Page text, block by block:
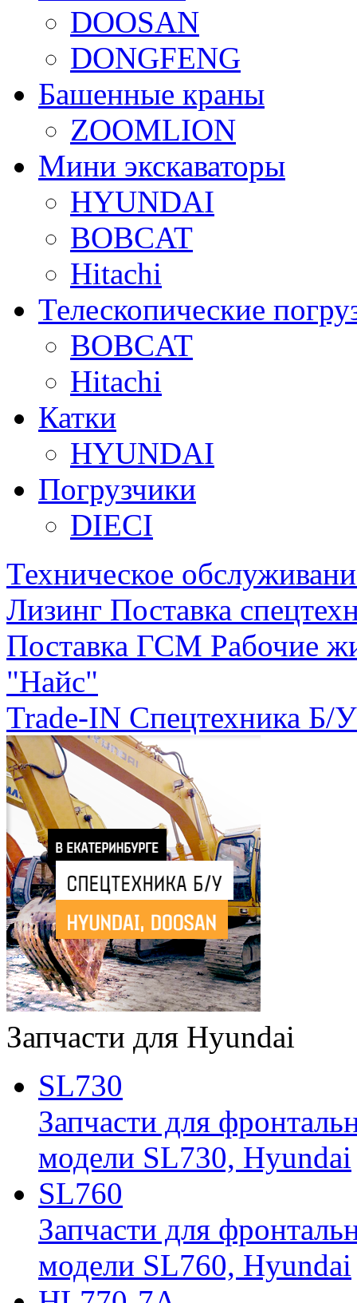
DOOSAN
DONGFENG
Башенные краны
ZOOMLION
Мини экскаваторы
HYUNDAI
BOBCAT
Hitachi
Телескопические
BOBCAT
Hitachi
Катки
HYUNDAI
Погрузчики
DIECI
Техническое
Лизинг Поставка
Поставка ГСМ Рабочие
"Найс"
Trade-IN Спецтехника Б/У
Запчасти для Hyundai
SL730
Запчасти для
модели SL730, Hyundai
SL760
Запчасти для
модели SL760, Hyundai